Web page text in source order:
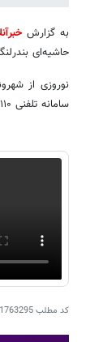
به گزارش
حاشیه‌ای
نوروزی از
سامانه تلفنی ۱۱۰ به پلیس گزارش کنند.
کد مطلب1763295